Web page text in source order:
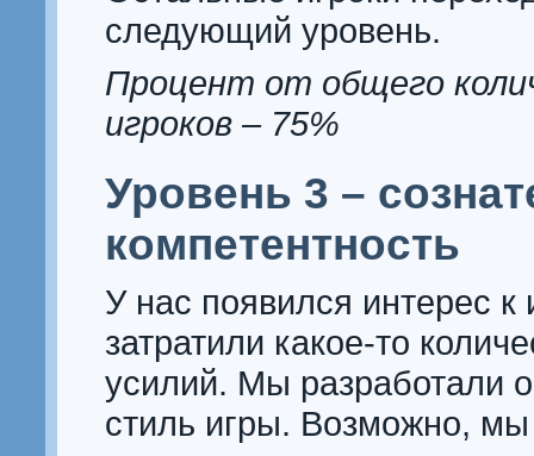
следующий уровень.
Процент от общего
игроков – 75%
Уровень 3 –
компетентность
У нас появился интерес
затратили какое-то
усилий. Мы разработали
стиль игры. Возможно,